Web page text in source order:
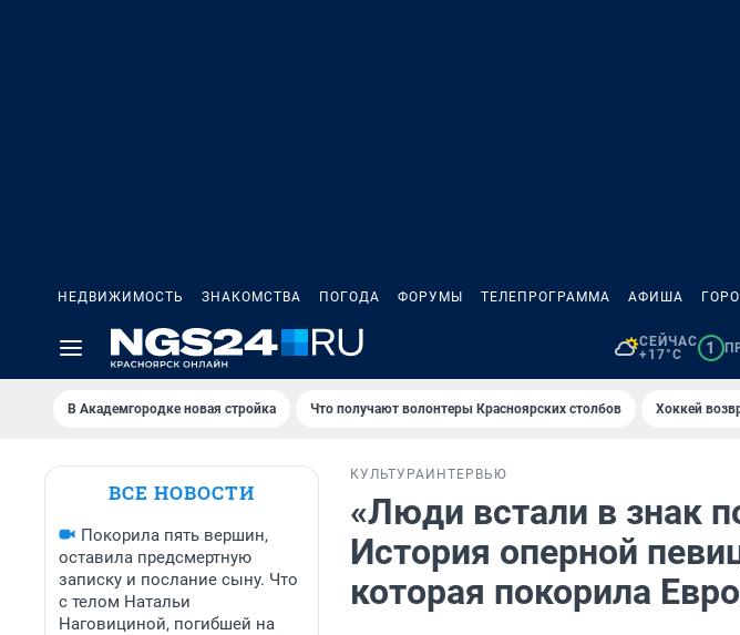
НЕДВИЖИМОСТЬ ЗНАКОМСТВА ПОГОДА ФОРУМЫ ТЕЛЕПРОГРАММА АФИША
СЕЙЧАС
+17°C
1
В Академгородке новая стройка Что получают волонтеры Красноярских столбов Хоккей
ВСЕ НОВОСТИ
Покорила пять вершин,
оставила предсмертную
записку и послание сыну. Что
с телом Натальи
Наговициной, погибшей на
КУЛЬТУРА ИНТЕРВЬЮ
«Люди встали в знак
История оперной
которая покорила